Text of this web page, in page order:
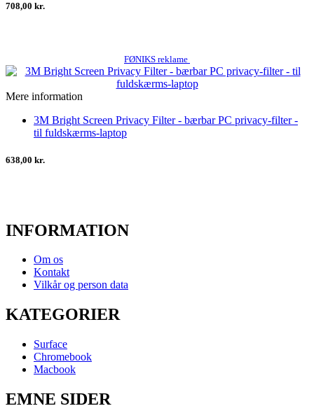
708,00 kr.
FØNIKS reklame
Mere information
3M Bright Screen Privacy Filter - bærbar PC privacy-filter -
til fuldskærms-laptop
638,00 kr.
INFORMATION
Om os
Kontakt
Vilkår og person data
KATEGORIER
Surface
Chromebook
Macbook
EMNE SIDER